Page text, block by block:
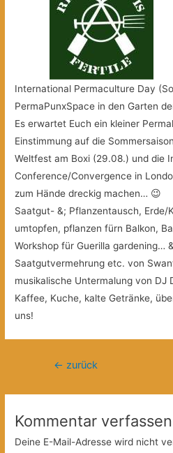
International Permaculture Day
PermaPunxSpace in den Garten
Es erwartet Euch ein kleiner
Einstimmung auf die
Weltfest am Boxi (29.08.) und die
Conference/Convergence in
zum Hände dreckig machen… 😉
Saatgut- &; Pflanzentausch, Erde/
umtopfen, pflanzen fürn Balkon,
Workshop für Guerilla gardening…
Saatgutvermehrung etc. von
musikalische Untermalung von DJ
Kaffee, Kuche, kalte Getränke,
uns!
← zurück
Kommentar verfassen
Deine E-Mail-Adresse wird nicht